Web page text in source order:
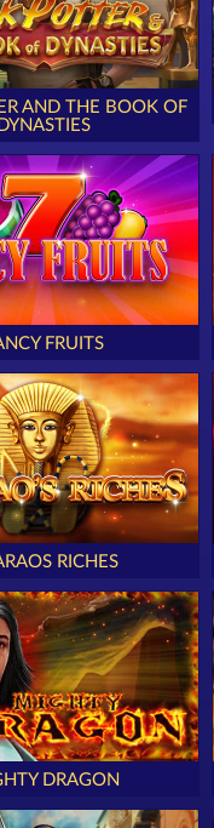
AND THE BOOK OF
DYNASTIES
FRUITS
RICHES
DRAGON